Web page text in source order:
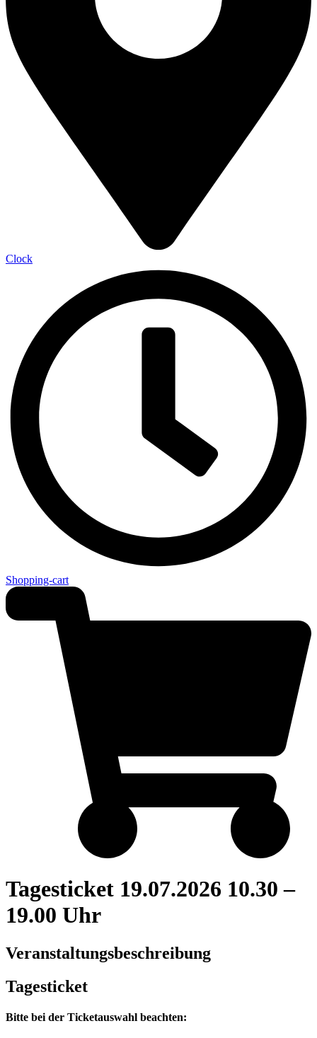
Clock
Shopping-cart
Tagesticket 19.07.2026 10.30 –
19.00 Uhr
Veranstaltungsbeschreibung
Tagesticket
Bitte bei der Ticketauswahl beachten: